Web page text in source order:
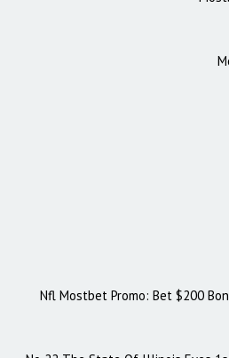
Nfl Mostbet Promo: Bet $200